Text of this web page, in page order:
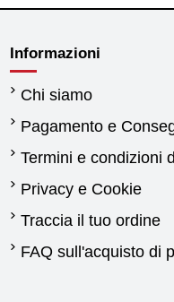
Informazioni
Chi siamo
Pagamento e
Termini e condizioni
Privacy e Cookie
Traccia il tuo ordine
FAQ sull'acquisto di